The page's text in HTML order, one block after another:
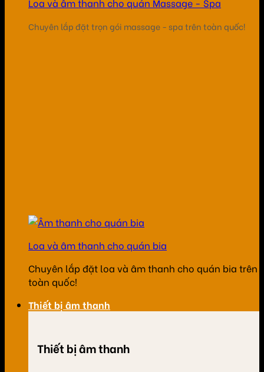
Chuyên lắp đặt trọn gói massage - spa trên toàn quốc!
Loa và âm thanh cho quán bia
Chuyên lắp đặt loa và âm thanh cho quán bia trên
toàn quốc!
Thiết bị âm thanh
Thiết bị âm thanh